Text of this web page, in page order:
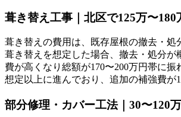
葺き替え工事｜北区で125万〜180
葺き替えの費用は、既存屋根の撤去・
葺き替えを想定した場合、撤去・処分が
費が高くなり総額が170〜200万円帯に
想定以上に進んでおり、追加の補強費が
部分修理・カバー工法｜30〜120